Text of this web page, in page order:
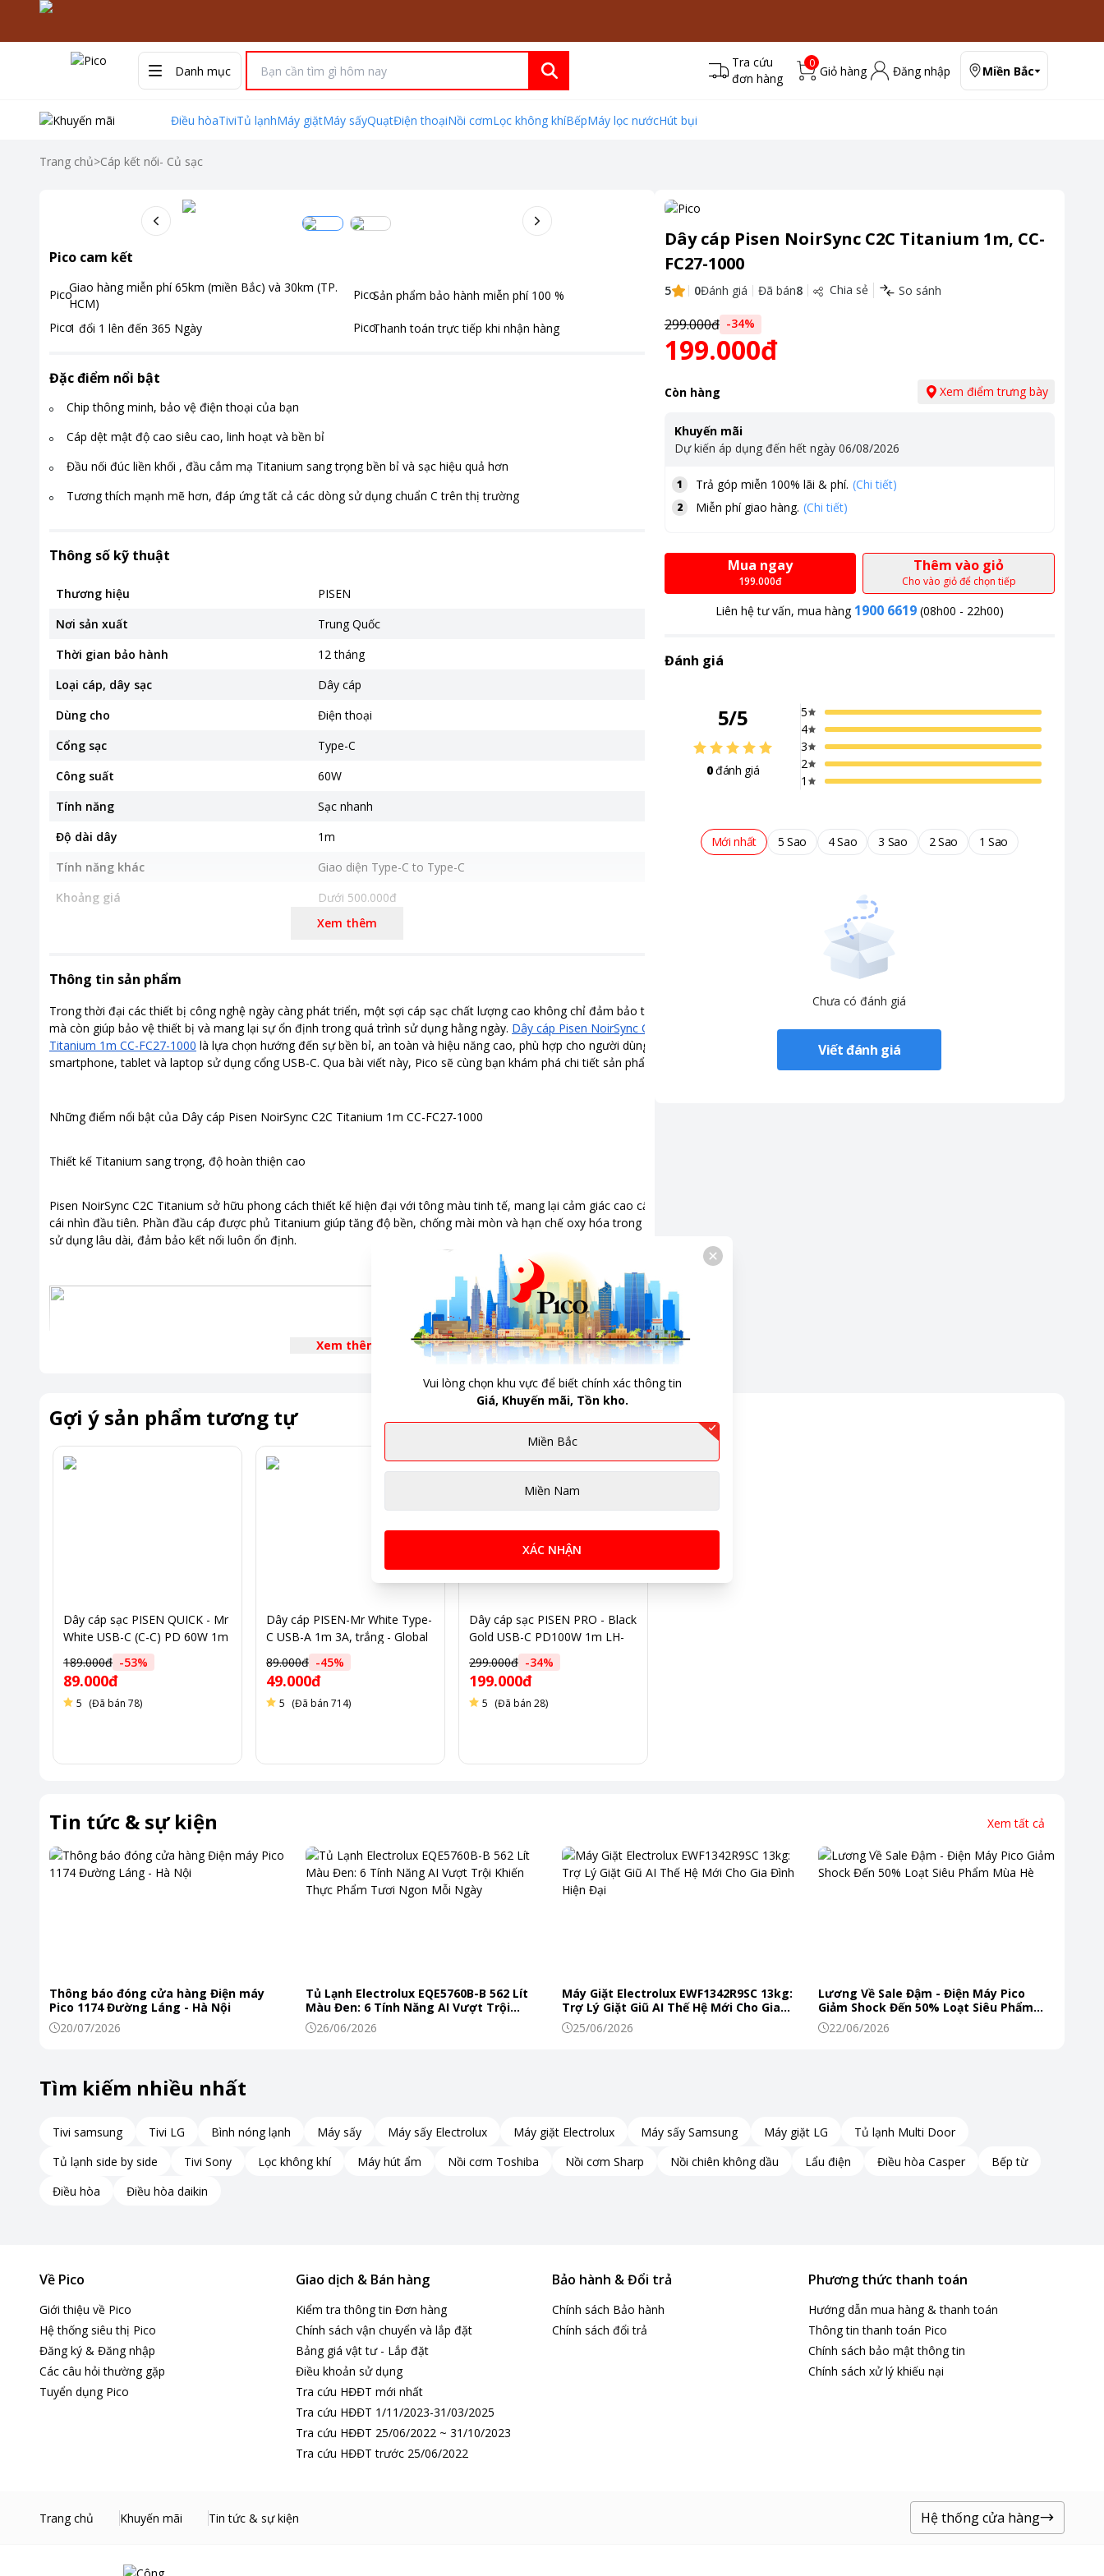
Danh mục
Tra cứu
đơn hàng
0
Giỏ hàng Đăng nhập Miền Bắc
Điều hòaTiviTủ lạnhMáy giặtMáy sấyQuạtĐiện thoạiNồi cơmLọc không khíBếpMáy lọc nướcHút bụi
Trang chủ>Cáp kết nối- Củ sạc
Pico cam kết
Giao hàng miễn phí 65km (miền Bắc) và 30km (TP.
HCM)
Sản phẩm bảo hành miễn phí 100 %
1 đổi 1 lên đến 365 Ngày Thanh toán trực tiếp khi nhận hàng
Đặc điểm nổi bật
Chip thông minh, bảo vệ điện thoại của bạn
Cáp dệt mật độ cao siêu cao, linh hoạt và bền bỉ
Đầu nối đúc liền khối , đầu cắm mạ Titanium sang trọng bền bỉ và sạc hiệu quả hơn
Tương thích mạnh mẽ hơn, đáp ứng tất cả các dòng sử dụng chuẩn C trên thị trường
Thông số kỹ thuật
Thương hiệu
PISEN
Nơi sản xuất
Trung Quốc
Thời gian bảo hành
12 tháng
Loại cáp, dây sạc
Dây cáp
Dùng cho
Điện thoại
Cổng sạc
Type-C
Công suất
60W
Tính năng
Sạc nhanh
Độ dài dây
1m
Tính năng khác
Giao diện Type-C to Type-C
Khoảng giá
Dưới 500.000đ
Xem thêm
Thông tin sản phẩm
Trong thời đại các thiết bị công nghệ ngày càng phát triển, một sợi cáp sạc chất lượng cao không chỉ đảm bảo tốc độ sạc
mà còn giúp bảo vệ thiết bị và mang lại sự ổn định trong quá trình sử dụng hằng ngày. Dây cáp Pisen NoirSync C2C
Titanium 1m CC-FC27-1000 là lựa chọn hướng đến sự bền bỉ, an toàn và hiệu năng cao, phù hợp cho người dùng
smartphone, tablet và laptop sử dụng cổng USB-C. Qua bài viết này, Pico sẽ cùng bạn khám phá chi tiết sản phẩm nhé!
Những điểm nổi bật của Dây cáp Pisen NoirSync C2C Titanium 1m CC-FC27-1000
Thiết kế Titanium sang trọng, độ hoàn thiện cao
Pisen NoirSync C2C Titanium sở hữu phong cách thiết kế hiện đại với tông màu tinh tế, mang lại cảm giác cao cấp ngay từ
cái nhìn đầu tiên. Phần đầu cáp được phủ Titanium giúp tăng độ bền, chống mài mòn và hạn chế oxy hóa trong quá trình
sử dụng lâu dài, đảm bảo kết nối luôn ổn định.
Hỗ trợ sạc nhanh công suất lên đến 60W
hỗ trợ công suất sạc tối đa 60W với dòng điện 3A, đáp ứng tốt nhu cầu sạc nhanh cho nhiều thiết bị từ điện
Truyền dữ liệu ổn định, tốc độ lên đến 480Mbps
Không chỉ phục vụ sạc pin, dây cáp còn hỗ trợ truyền dữ liệu với tốc độ lên đến 480Mbps, giúp việc sao chép hình ảnh,
Xem thêm
Dây cáp Pisen NoirSync C2C Titanium 1m, CC-
FC27-1000
5 0Đánh giá Đã bán8 Chia sẻ So sánh
299.000đ -34%
199.000đ
Còn hàng Xem điểm trưng bày
Khuyến mãi
Dự kiến áp dụng đến hết ngày 06/08/2026
1 Trả góp miễn 100% lãi & phí. (Chi tiết)
2 Miễn phí giao hàng. (Chi tiết)
Mua ngay
199.000đ
Thêm vào giỏ
Cho vào giỏ để chọn tiếp
Liên hệ tư vấn, mua hàng 1900 6619 (08h00 - 22h00)
Đánh giá
5/5
0đánh giá
5
4
3
2
1
Mới nhất 5 Sao 4 Sao 3 Sao 2 Sao 1 Sao
Chưa có đánh giá
Viết đánh giá
Gợi ý sản phẩm tương tự
Dây cáp sạc PISEN QUICK - Mr
White USB-C (C-C) PD 60W 1m
189.000đ -53%
89.000đ
5 (Đã bán 78)
Dây cáp PISEN-Mr White Type-
C USB-A 1m 3A, trắng - Global
/ TC25-1000 (GLB)
89.000đ -45%
49.000đ
5 (Đã bán 714)
Dây cáp sạc PISEN PRO - Black
Gold USB-C PD100W 1m LH-
TC05-1000
299.000đ -34%
199.000đ
5 (Đã bán 28)
Tin tức & sự kiện Xem tất cả
Thông báo đóng cửa hàng Điện máy
Pico 1174 Đường Láng - Hà Nội
20/07/2026
Tủ Lạnh Electrolux EQE5760B-B 562 Lít
Màu Đen: 6 Tính Năng AI Vượt Trội
Khiến Thực Phẩm Tươi Ngon Mỗi Ngày
26/06/2026
Máy Giặt Electrolux EWF1342R9SC 13kg:
Trợ Lý Giặt Giũ AI Thế Hệ Mới Cho Gia
Đình Hiện Đại
25/06/2026
Lương Về Sale Đậm - Điện Máy Pico
Giảm Shock Đến 50% Loạt Siêu Phẩm
Mùa Hè
22/06/2026
Tìm kiếm nhiều nhất
Tivi samsung Tivi LG Bình nóng lạnh Máy sấy Máy sấy Electrolux Máy giặt Electrolux Máy sấy Samsung Máy giặt LG
Tủ lạnh Multi Door
Tủ lạnh side by side
Tivi Sony Lọc không khí Máy hút ẩm Nồi cơm Toshiba Nồi cơm Sharp Nồi chiên không dầu Lẩu điện Điều hòa Casper
Bếp từ
Điều hòa
Điều hòa daikin
Về Pico
Giới thiệu về Pico
Hệ thống siêu thị Pico
Đăng ký & Đăng nhập
Các câu hỏi thường gặp
Tuyển dụng Pico
Giao dịch & Bán hàng
Kiểm tra thông tin Đơn hàng
Chính sách vận chuyển và lắp đặt
Bảng giá vật tư - Lắp đặt
Điều khoản sử dụng
Tra cứu HĐĐT mới nhất
Tra cứu HĐĐT 1/11/2023-31/03/2025
Tra cứu HĐĐT 25/06/2022 ~ 31/10/2023
Tra cứu HĐĐT trước 25/06/2022
Bảo hành & Đổi trả
Chính sách Bảo hành
Chính sách đổi trả
Phương thức thanh toán
Hướng dẫn mua hàng & thanh toán
Thông tin thanh toán Pico
Chính sách bảo mật thông tin
Chính sách xử lý khiếu nại
Trang chủ Khuyến mãi Tin tức & sự kiện Hệ thống cửa hàng
Vui lòng chọn khu vực để biết chính xác thông tin
Giá, Khuyến mãi, Tồn kho.
Miền Bắc
Miền Nam
XÁC NHẬN